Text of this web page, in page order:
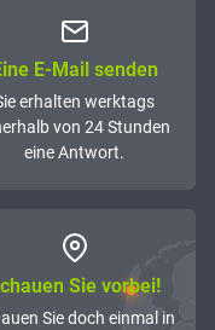
E-Mail senden
erhalten werktags
von 24 Stunden
eine Antwort.
Sie vorbei!
Sie doch einmal in